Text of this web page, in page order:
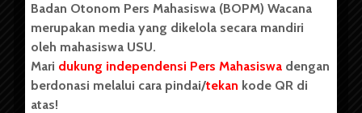
Badan Otonom Pers Mahasiswa (BOPM) Wacana merupakan
pers mahasiswa yang berdiri di luar kampus dan dikelola
secara mandiri oleh mahasiswa Universitas Sumatera Utara
(USU). Sebelumnya BOPM Wacana merupakan salah satu
Unit Kegiatan Mahasiswa (UKM) di Universitas Sumatera
Badan Otonom Pers Mahasiswa (BOPM) Wacana
merupakan media yang dikelola secara mandiri
oleh mahasiswa USU.
Mari dukung independensi Pers Mahasiswa dengan
berdonasi melalui cara pindai/tekan kode QR di
atas!